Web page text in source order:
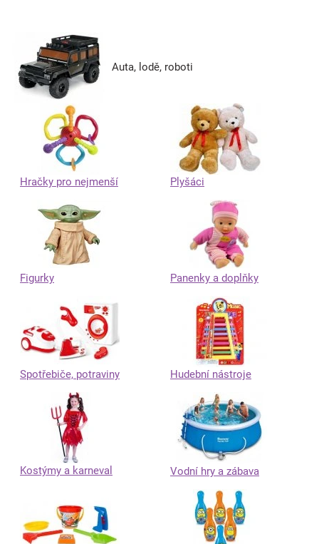
Auta, lodě, roboti
Hračky pro nejmenší Plyšáci
Figurky Panenky a doplňky
Spotřebiče, potraviny Hudební nástroje
Kostýmy a karneval Vodní hry a zábava